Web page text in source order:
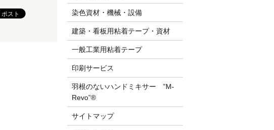
染色資材・機械・設備
建築・看板用粘着テープ・資材
一般工業用粘着テープ
印刷サービス
羽根のないハンドミキサー ”M-
Revo”®
サイトマップ